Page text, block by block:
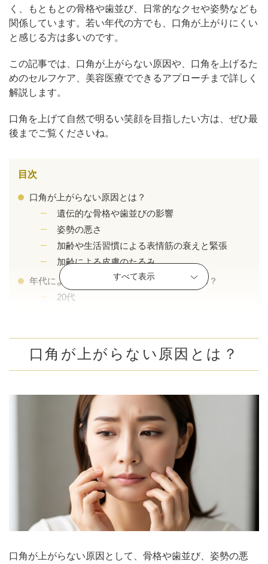
井畑 峰紀 医師 安形省吾 医師
く、もともとの骨格や歯並び、日常的なクセや姿勢なども
関係しています。若い年代の方でも、口角が上がりにくい
と感じる方は多いのです。
この記事では、口角が上がらない原因や、口角を上げるた
めのセルフケア、美容医療でできるアプローチまで詳しく
解説します。
口角を上げて自然で明るい笑顔を目指したい方は、ぜひ最
後までご覧くださいね。
目次
口角が上がらない原因とは？
遺伝的な骨格や歯並びの影響
姿勢の悪さ
加齢や生活習慣による表情筋の衰えと緊張
加齢による皮膚のたるみ
年代によって口角が上がらない理由は変わる？
20代
果的？
しっかり噛む・噛む回数を増やす
割り箸トレーニング
舌回しトレーニング
よい姿勢を意識する
気になるクセを改善する
マッサージでめくりを整える
美顔器の活用
歯科矯正
口角を上げる美容医療とは？
口角ボトックス
スマイルリップの施術例（ボルベラXC＋ボトッ
すべて表示
口角が上がらない原因とは？
口角が上がらない原因として、骨格や歯並び、姿勢の悪